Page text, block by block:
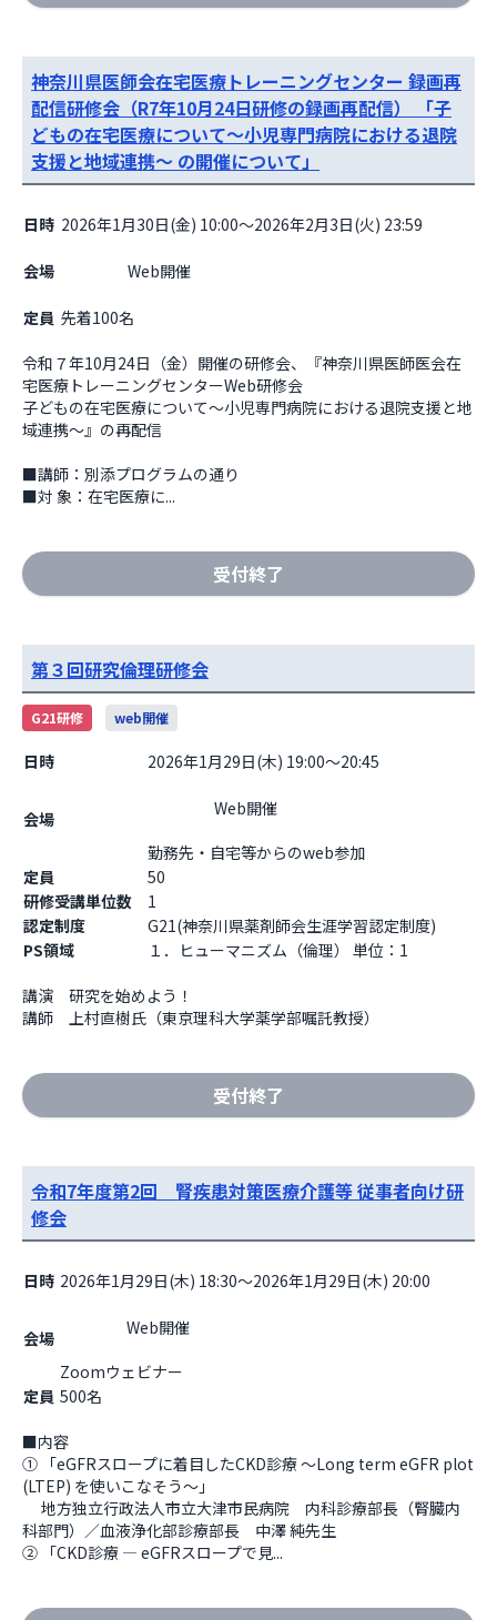
神奈川県医師会在宅医療トレーニングセンター 録画再
配信研修会（R7年10月24日研修の録画再配信） 「子
どもの在宅医療について～小児専門病院における退院
支援と地域連携～ の開催について」
日時 2026年1月30日(金) 10:00～2026年2月3日(火) 23:59
会場
定員 先着100名
令和７年10月24日（金）開催の研修会、『神奈川県医師医会在
宅医療トレーニングセンターWeb研修会
子どもの在宅医療について～小児専門病院における退院支援と地
域連携～』の再配信
■講師：別添プログラムの通り
■対 象：在宅医療に...
受付終了
第３回研究倫理研修会
G21研修 web開催
日時 2026年1月29日(木) 19:00～20:45
会場
勤務先・自宅等からのweb参加
定員
50
研修受講単位数
1
認定制度
G21(神奈川県薬剤師会生涯学習認定制度)
PS領域
１．ヒューマニズム（倫理） 単位：1
講演　研究を始めよう！
講師　上村直樹氏（東京理科大学薬学部嘱託教授）
受付終了
令和7年度第2回 腎疾患対策医療介護等 従事者向け研
修会
日時 2026年1月29日(木) 18:30～2026年1月29日(木) 20:00
会場
Zoomウェビナー
定員 500名
■内容
① 「eGFRスロープに着目したCKD診療 ～Long term eGFR plot
(LTEP) を使いこなそう～」
科部門）／血液浄化部診療部長　中澤 純先生
② 「CKD診療 ― eGFRスロープで見...